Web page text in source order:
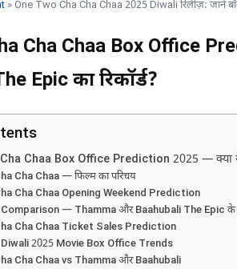
» One Two Cha Cha Chaa 2025 Diwali रिलीज़: जानें
Cha Chaa Box Office
Epic का रिकॉर्ड?
Chaa Box Office Prediction 2025 — क्या
Cha Chaa — फिल्म का परिचय
Cha Chaa Opening Weekend Prediction
— Thamma और Baahubali The Epic के
Cha Chaa Ticket Sales Prediction
2025 Movie Box Office Trends
Cha Chaa vs Thamma और Baahubali